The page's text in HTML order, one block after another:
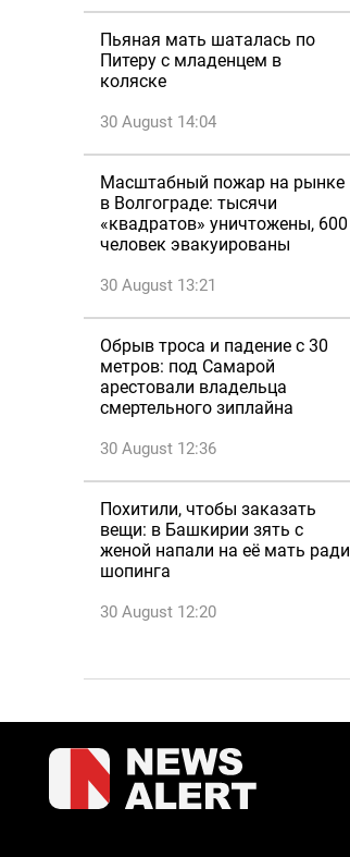
Пьяная мать шаталась по
Питеру с младенцем в
коляске
30 August 14:04
Масштабный пожар на рынке
в Волгограде: тысячи
«квадратов» уничтожены, 600
человек эвакуированы
30 August 13:21
Обрыв троса и падение с 30
метров: под Самарой
арестовали владельца
смертельного зиплайна
30 August 12:36
Похитили, чтобы заказать
вещи: в Башкирии зять с
женой напали на её мать ради
шопинга
30 August 12:20